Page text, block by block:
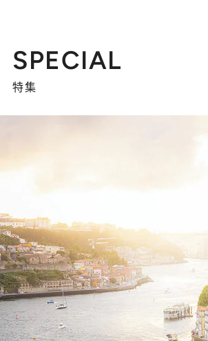
SPECIAL
特集